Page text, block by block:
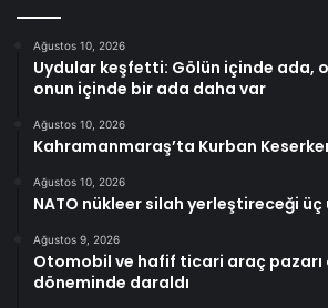
Ağustos 10, 2026
Uydular keşfetti: Gölün içinde ada,
onun içinde bir ada daha var
Ağustos 10, 2026
Kahramanmaraş’ta Kurban
Ağustos 10, 2026
NATO nükleer silah yerleştireceği
Ağustos 9, 2026
Otomobil ve hafif ticari araç
döneminde daraldı